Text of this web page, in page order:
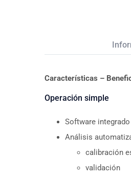
Características –
Operación simple
Software
Análisis
calibración
validación